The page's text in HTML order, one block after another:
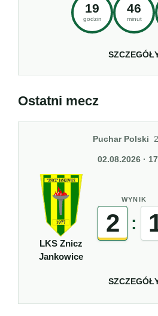
19
godzin
46
minut
Ostatni mecz
Puchar Polski
02.08.2026 ·
LKS Znicz
Jankowice
WYNIK
2 :